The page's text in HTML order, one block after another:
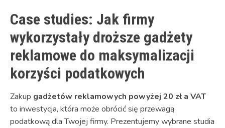
Case studies: Jak firmy
wykorzystały droższe gadżety
reklamowe do maksymalizacji
korzyści podatkowych
Zakup gadżetów reklamowych powyżej 20 zł a VAT
to inwestycja, która może obrócić się przewagą
podatkową dla Twojej firmy. Prezentujemy wybrane studia